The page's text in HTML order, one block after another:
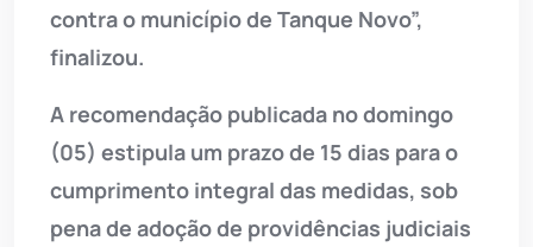
contra o município de Tanque Novo”,
finalizou.
A recomendação publicada no domingo
(05) estipula um prazo de 15 dias para o
cumprimento integral das medidas, sob
pena de adoção de providências judiciais